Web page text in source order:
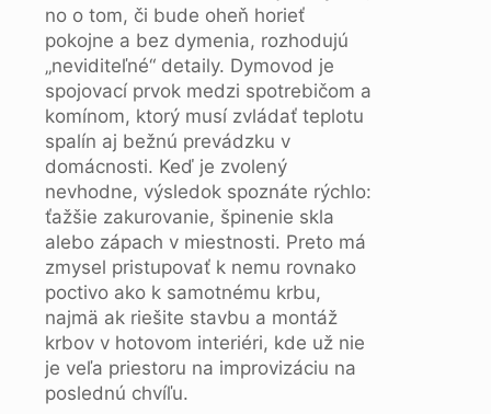
no o tom, či bude oheň horieť
pokojne a bez dymenia, rozhodujú
„neviditeľné“ detaily. Dymovod je
spojovací prvok medzi spotrebičom a
komínom, ktorý musí zvládať teplotu
spalín aj bežnú prevádzku v
domácnosti. Keď je zvolený
nevhodne, výsledok spoznáte rýchlo:
ťažšie zakurovanie, špinenie skla
alebo zápach v miestnosti. Preto má
zmysel pristupovať k nemu rovnako
poctivo ako k samotnému krbu,
najmä ak riešite stavbu a montáž
krbov v hotovom interiéri, kde už nie
je veľa priestoru na improvizáciu na
poslednú chvíľu.